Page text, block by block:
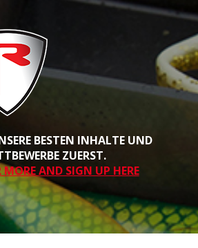
BESTEN INHALTE UND
ZUERST.
MORE AND SIGN UP HERE